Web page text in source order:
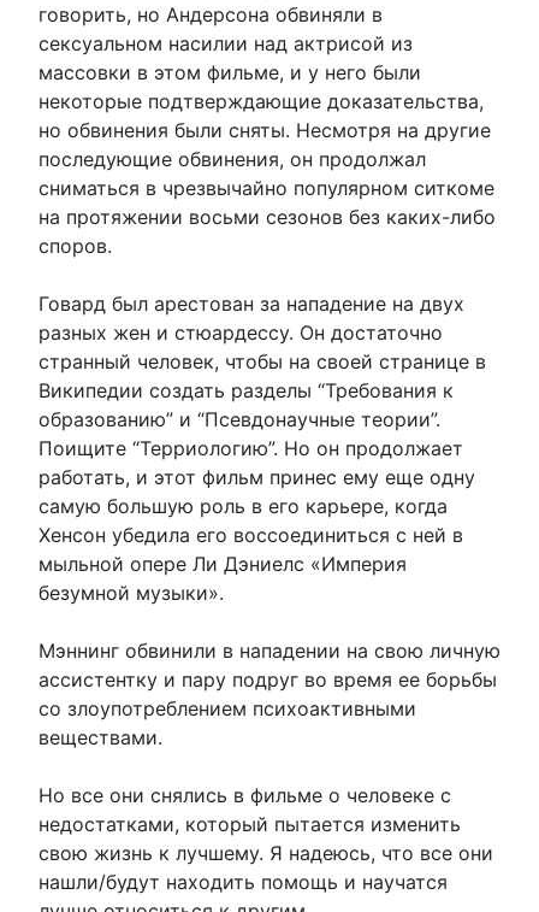
говорить, но Андерсона обвиняли в
сексуальном насилии над актрисой из
массовки в этом фильме, и у него были
некоторые подтверждающие доказательства,
но обвинения были сняты. Несмотря на другие
последующие обвинения, он продолжал
сниматься в чрезвычайно популярном ситкоме
на протяжении восьми сезонов без каких-либо
споров.
Говард был арестован за нападение на двух
разных жен и стюардессу. Он достаточно
странный человек, чтобы на своей странице в
Википедии создать разделы “Требования к
образованию” и “Псевдонаучные теории”.
Поищите “Терриологию”. Но он продолжает
работать, и этот фильм принес ему еще одну
самую большую роль в его карьере, когда
Хенсон убедила его воссоединиться с ней в
мыльной опере Ли Дэниелс «Империя
безумной музыки».
Мэннинг обвинили в нападении на свою личную
ассистентку и пару подруг во время ее борьбы
со злоупотреблением психоактивными
веществами.
Но все они снялись в фильме о человеке с
недостатками, который пытается изменить
свою жизнь к лучшему. Я надеюсь, что все они
нашли/будут находить помощь и научатся